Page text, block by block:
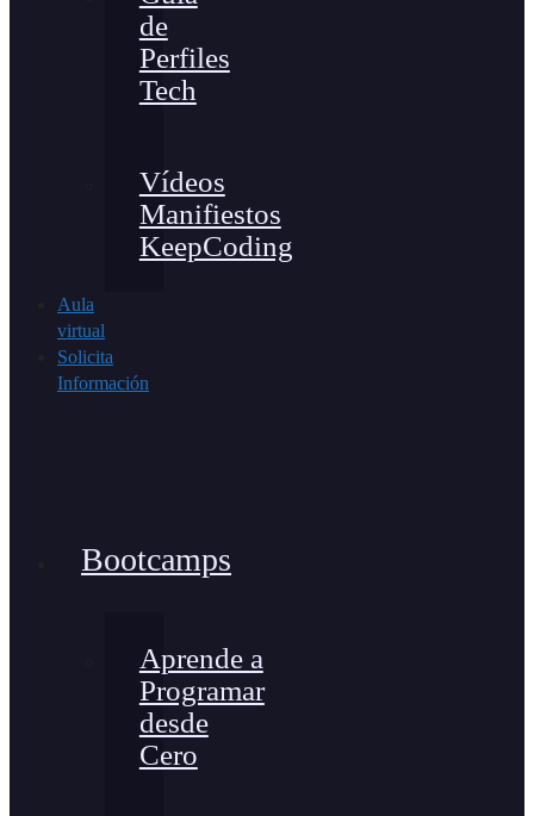
de
Perfiles
Tech
Vídeos
Manifiestos
KeepCoding
Aula
virtual
Solicita
Información
Bootcamps
Aprende a
Programar
desde
Cero